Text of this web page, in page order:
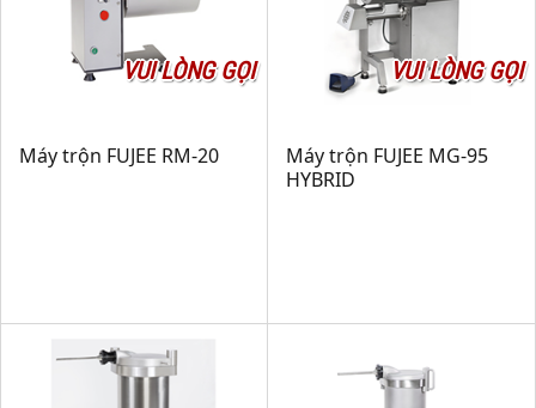
VUI LÒNG GỌI
Máy trộn FUJEE RM-20
VUI LÒNG GỌI
Máy trộn FUJEE MG-95
HYBRID